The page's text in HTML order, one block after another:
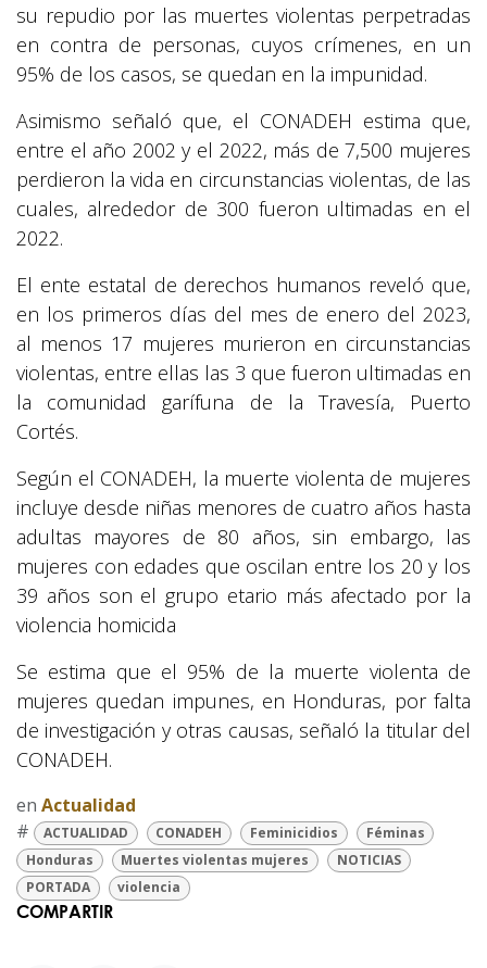
su repudio por las muertes violentas perpetradas
en contra de personas, cuyos crímenes, en un
95% de los casos, se quedan en la impunidad.
Asimismo señaló que, el CONADEH estima que,
entre el año 2002 y el 2022, más de 7,500 mujeres
perdieron la vida en circunstancias violentas, de las
cuales, alrededor de 300 fueron ultimadas en el
2022.
El ente estatal de derechos humanos reveló que,
en los primeros días del mes de enero del 2023,
al menos 17 mujeres murieron en circunstancias
violentas, entre ellas las 3 que fueron ultimadas en
la comunidad garífuna de la Travesía, Puerto
Cortés.
Según el CONADEH, la muerte violenta de mujeres
incluye desde niñas menores de cuatro años hasta
adultas mayores de 80 años, sin embargo, las
mujeres con edades que oscilan entre los 20 y los
39 años son el grupo etario más afectado por la
violencia homicida
Se estima que el 95% de la muerte violenta de
mujeres quedan impunes, en Honduras, por falta
de investigación y otras causas, señaló la titular del
CONADEH.
en Actualidad
#
ACTUALIDAD CONADEH Feminicidios
Féminas
Honduras
Muertes violentas mujeres
NOTICIAS
PORTADA
violencia
COMPARTIR